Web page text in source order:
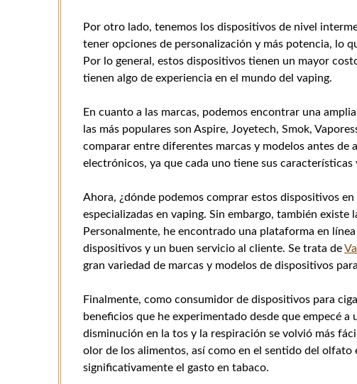
Por otro lado, tenemos los dispositivos de nivel
tener opciones de personalización y más potencia, lo
Por lo general, estos dispositivos tienen un mayor
tienen algo de experiencia en el mundo del vaping.
En cuanto a las marcas, podemos encontrar una
las más populares son Aspire, Joyetech, Smok,
comparar entre diferentes marcas y modelos antes
electrónicos, ya que cada uno tiene sus características
Ahora, ¿dónde podemos comprar estos dispositivos
especializadas en vaping. Sin embargo, también
Personalmente, he encontrado una plataforma en
dispositivos y un buen servicio al cliente. Se trata de
gran variedad de marcas y modelos de dispositivos
Finalmente, como consumidor de dispositivos para
beneficios que he experimentado desde que empecé
disminución en la tos y la respiración se volvió más
olor de los alimentos, así como en el sentido del olfato
significativamente el gasto en tabaco.